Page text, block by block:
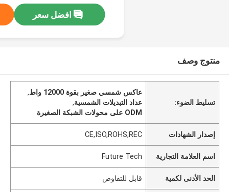
افضل سعر
منتوج وصف
تسليط الضوء:
عاكس شمسي صغير بقوة 12000 واط
,
عداد التبديلات الشمسية,
ODM على محولات الشبكة الصغيرة
إصدار الشهادات CE,ISO,ROHS,REC
اسم العلامة التجارية Future Tech
الحد الأدنى لكمية قابل للتفاوض